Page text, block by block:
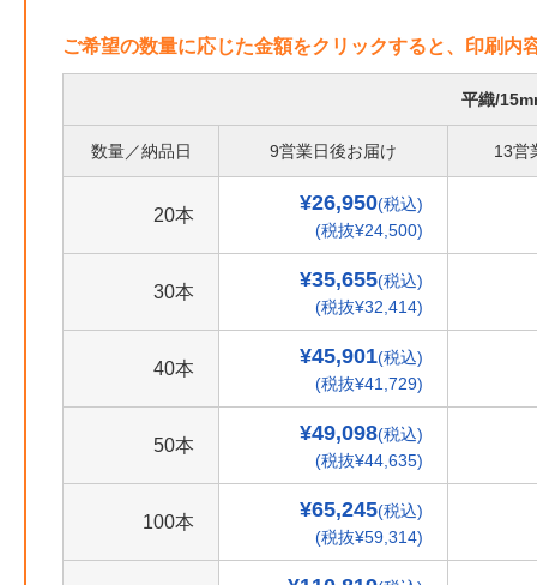
ご希望の数量に応じた金額をクリックすると、印刷内
平織/
数量／納品日 9営業日後お届け 13営
20本
¥26,950(税込)
(税抜¥24,500)
30本
¥35,655(税込)
(税抜¥32,414)
40本
¥45,901(税込)
(税抜¥41,729)
50本
¥49,098(税込)
(税抜¥44,635)
100本
¥65,245(税込)
(税抜¥59,314)